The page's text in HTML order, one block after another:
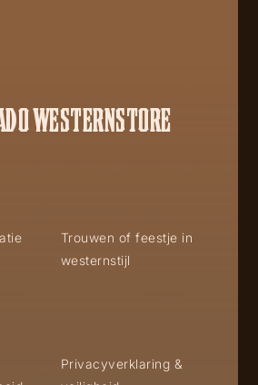
WESTERNSTORE
Trouwen of feestje in
westernstijl
Privacyverklaring &